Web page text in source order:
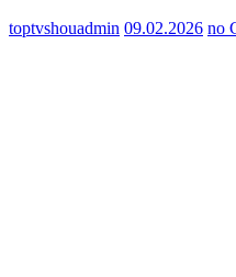
toptvshouadmin 09.02.2026 no